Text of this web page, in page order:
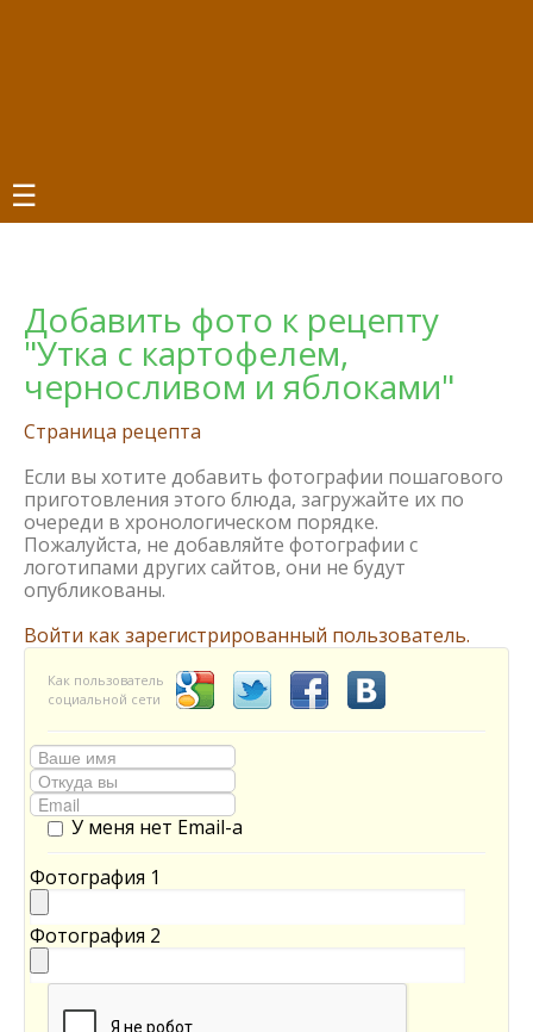
☰
Добавить фото к рецепту
"Утка с картофелем,
черносливом и яблоками"
Страница рецепта
Если вы хотите добавить фотографии пошагового
приготовления этого блюда, загружайте их по
очереди в хронологическом порядке.
Пожалуйста, не добавляйте фотографии с
логотипами других сайтов, они не будут
опубликованы.
Войти как зарегистрированный пользователь.
Как пользователь
социальной сети
У меня нет Email-а
Фотография 1
Фотография 2